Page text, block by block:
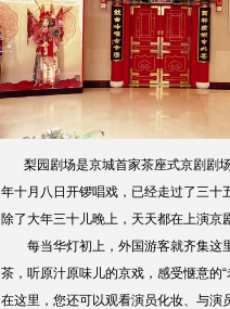
梨园剧场是京城首家茶座式京剧剧
年十月八日开锣唱戏，已经走过了三十
除了大年三十儿晚上，天天都在上演京
每当华灯初上，外国游客就齐集这
茶，听原汁原味儿的京戏，感受惬意的“
在这里，您还可以观看演员化妆、与演